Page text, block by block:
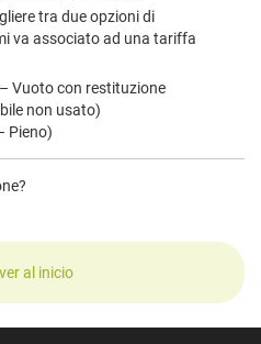
tra due opzioni di
va associato ad una tariffa
Vuoto con restituzione
non usato)
Pieno)
al inicio